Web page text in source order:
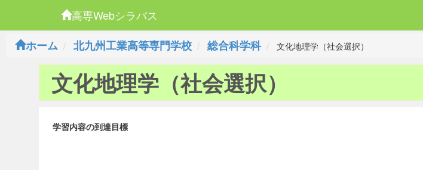
高専Webシラバス
ホーム
北九州工業高等専門学校 総合科学科 文化地理学（社会選択）
文化地理学（社会選択）
学習内容の到達目標